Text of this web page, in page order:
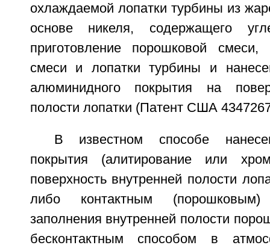
охлаждаемой лопатки турбины из
основе никеля, содержащего
приготовление порошковой смеси,
смеси и лопатки турбины и
алюминидного покрытия на
полости лопатки (Патент США
В известном способе
покрытия (алитирование или
поверхность внутренней полости
либо контактным
заполнения внутренней полости
бесконтактным способом в